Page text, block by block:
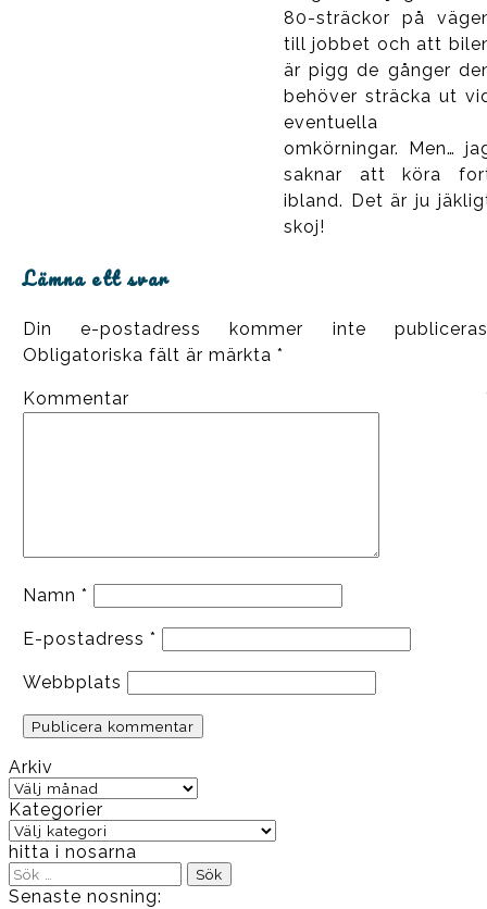
80-sträckor på
till jobbet och att
är pigg de gånger
behöver sträcka ut
eventuella
omkörningar. Men…
saknar att köra
ibland. Det är ju
skoj!
Lämna ett svar
Din e-postadress kommer inte
Obligatoriska fält är märkta *
Kommentar
Namn *
E-postadress *
Webbplats
Arkiv
Arkiv
Kategorier
Kategorier
hitta i nosarna
Sök
efter:
Senaste nosning: